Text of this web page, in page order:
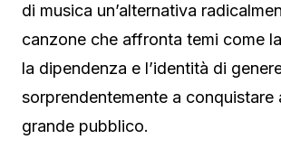
di musica un’alternativa
canzone che affronta temi come
la dipendenza e l’identità di
sorprendentemente a conquistare
grande pubblico.